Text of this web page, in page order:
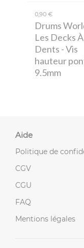
0,90 €
Drums
Les Decks À
Dents - Vis
hauteur
9.5mm
Aide
Politique de
CGV
CGU
FAQ
Mentions légales